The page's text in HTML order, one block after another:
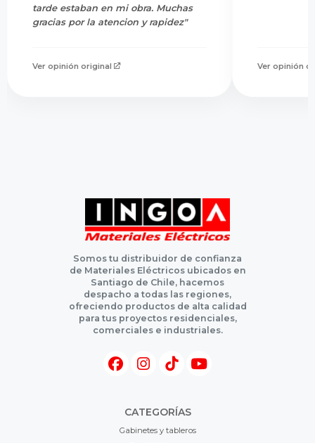
tarde estaban en mi obra. Muchas
gracias por la atencion y rapidez"
Ver opinión original Ver opinión
Somos tu distribuidor de confianza
de Materiales Eléctricos ubicados en
Santiago de Chile, hacemos
despacho a todas las regiones,
ofreciendo productos de alta calidad
para tus proyectos residenciales,
comerciales e industriales.
CATEGORÍAS
Gabinetes y tableros